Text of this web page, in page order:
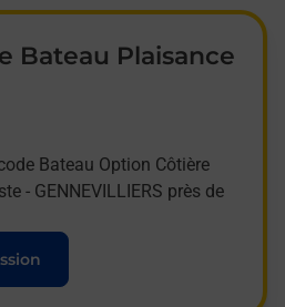
Bateau Plaisance
Bateau Option Côtière
- GENNEVILLIERS près de